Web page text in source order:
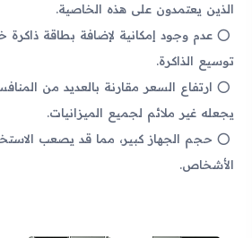
الذين يعتمدون على هذه الخاصية.
عدم وجود إمكانية لإضافة بطاقة ذاكرة
توسيع الذاكرة.
ارتفاع السعر مقارنة بالعديد من
يجعله غير ملائم لجميع الميزانيات.
حجم الجهاز كبير، مما قد يصعب
الأشخاص.